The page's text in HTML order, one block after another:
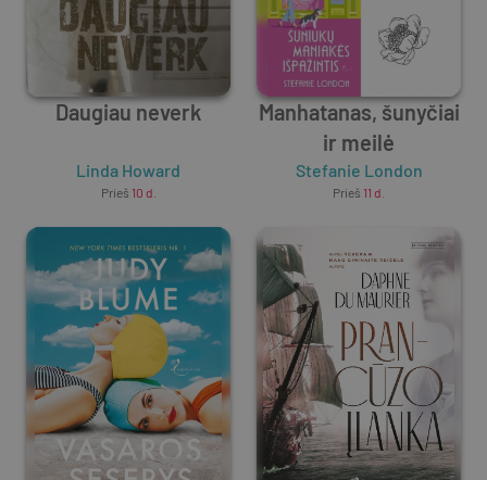
Daugiau neverk
Linda Howard
Prieš 10 d.
Manhatanas, šunyčiai
ir meilė
Stefanie London
Prieš 11 d.